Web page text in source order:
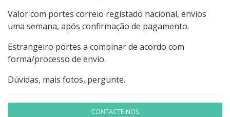
Valor com portes correio registado nacional, envios
uma semana, após confirmação de pagamento.
Estrangeiro portes a combinar de acordo com
forma/processo de envio.
Dúvidas, mais fotos, pergunte.
CONTACTE-NOS